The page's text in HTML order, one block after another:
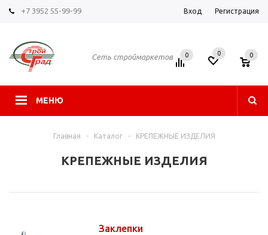
+7 3952 55-99-99 Вход Регистрация
Сеть строймаркетов
МЕНЮ
0 0 0
Главная - Каталог - КРЕПЕЖНЫЕ ИЗДЕЛИЯ
КРЕПЕЖНЫЕ ИЗДЕЛИЯ
Заклепки